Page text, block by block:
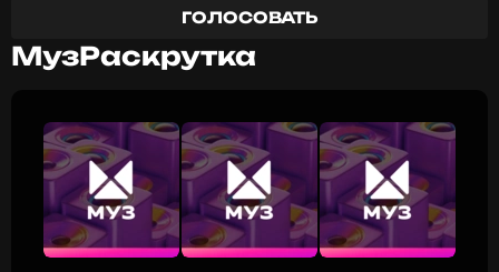
ГОЛОСОВАТЬ
МузРаскрутка